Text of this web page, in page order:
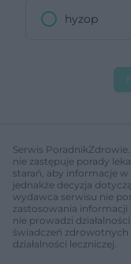
hyzop
Serwis
nie zastępuje porady
starań, aby informacje
jednakże decyzja
wydawca serwisu nie
zastosowania
nie prowadzi
świadczeń zdrowotnych
działalności leczniczej.